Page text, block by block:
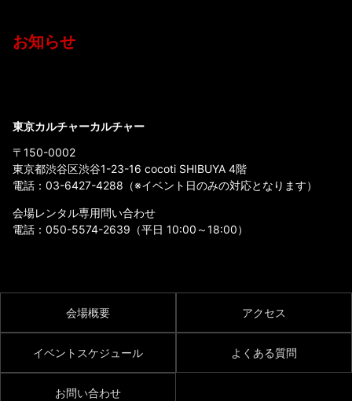
お知らせ
東京カルチャーカルチャー
〒150-0002
東京都渋谷区渋谷1-23-16 cocoti SHIBUYA 4階
電話： 03-6427-4288 （※イベント日のみの対応となります）
会場レンタル専用問い合わせ
電話： 050-5574-2639 （平日 10:00～18:00）
会場概要 アクセス
イベントスケジュール よくある質問
お問い合わせ